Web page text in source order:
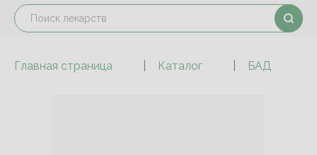
Главная страница Каталог БАД